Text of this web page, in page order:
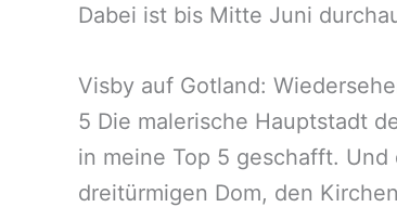
Dabei ist bis Mitte Juni
Visby auf Gotland:
5 Die malerische Hauptstadt
in meine Top 5 geschafft.
dreitürmigen Dom, den